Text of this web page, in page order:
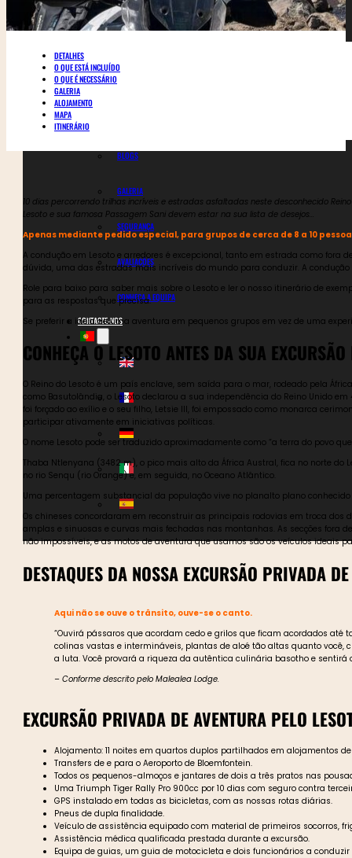
BICICLETAS
SOBRE NÓS
BLOGS
GALERIA
SEGURANÇA
AVALIAÇÕES
CONHEÇA A EQUIPA
CONTACTE-NOS
DETALHES
O QUE ESTÁ INCLUÍDO
O QUE É NECESSÁRIO
GALERIA
ALOJAMENTO
MAPA
ITINERÁRIO
10 dias percorrendo trilhas incríveis e estradas asfaltadas neste desconhecido
Lesoto e sua famosa Passagem Sani devem estar na sua lista de desejos...
Apenas mediante pedido especial, para grupos de cerca de 8 a 10
A condução em Lesoto e arredores é excepcional, tanto em estrada como
dúvida, uma das estradas mais incríveis do mundo para conduzir. A
Role para baixo para saber mais sobre o Lesoto e ler o nosso itinerário de
para as respostas que precisa.
Se preferir a ideia de uma aventura em pequenos grupos em vez de uma
CONHEÇA O LESOTO ANTES DA SUA
O Reino do Lesoto é um país enclave, sem saída para o mar, rodeado pela
como Basutolândia, o Lesoto declarou a sua independência do Reino Unido
foi forçado ao exílio e o seu filho, Letsie III, foi empossado como monarca
participar ativamente em iniciativas políticas.
O nome Lesoto pode ser traduzido aproximadamente como “a terra do povo
Thaba Ntlenyana (3482 m), o pico mais alto da África Austral, fica no norte
no rio Senqu (rio Orange) e, em seguida, no Oceano Atlântico.
Uma percentagem substancial da população vive no planalto plano
Os chineses concordaram em reconstruir as principais rodovias em troca
amplas e sinuosas e curvas mais fechadas nas montanhas. As secções fora
não impossíveis, e as motos de aventura que usamos são os veículos ideais
DESTAQUES DA NOSSA EXCURSÃO PRIVADA
Aqui não se ouve o trânsito, ouve-se o canto.
“Ouvirá pássaros que acordam cedo e grilos que ficam acordados
colinas vastas e intermináveis, plantas de aloé tão altas quanto você,
a luta. Você provará a riqueza da autêntica culinária basotho e sentirá
– Conforme descrito pelo Malealea Lodge.
EXCURSÃO PRIVADA DE AVENTURA PELO
Alojamento: 11 noites em quartos duplos partilhados em alojamentos
Transfers de e para o Aeroporto de Bloemfontein.
Todos os pequenos-almoços e jantares de dois a três pratos nas
Uma Triumph Tiger Rally Pro 900cc por 10 dias com seguro contra
GPS instalado em todas as bicicletas, com as nossas rotas diárias.
Pneus de dupla finalidade.
Veículo de assistência equipado com material de primeiros socorros,
Assistência médica qualificada prestada durante a excursão.
Equipa de guias, um guia de motocicleta e dois funcionários a